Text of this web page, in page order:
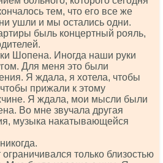
тем, что его все же
ушли и мы остались одни.
быль концертный рояль,
Шопена. Иногда наши руки
Для меня это были
Я ждала, я хотела, чтобы
прижали к этому
Я ждала, мои мысли были
Во мне звучала другая
музыка накатывающейся
только близостью